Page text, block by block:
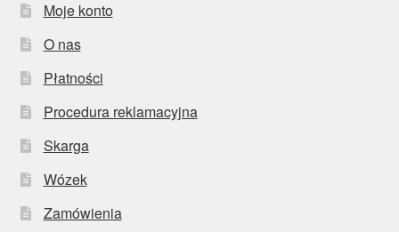
Moje konto
O nas
Płatności
Procedura reklamacyjna
Skarga
Wózek
Zamówienia